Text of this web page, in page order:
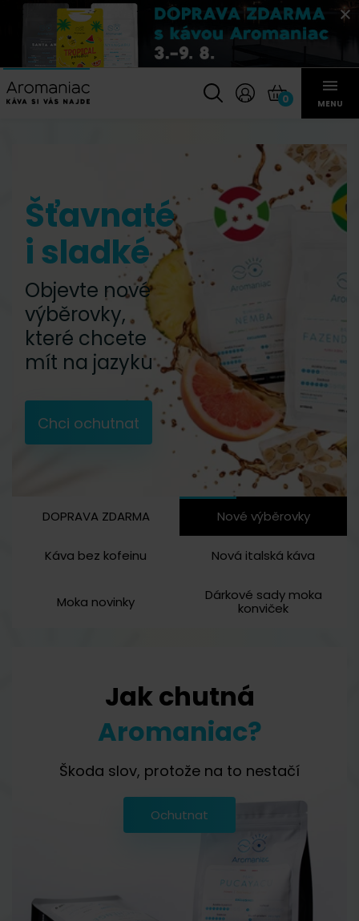
0 MENU
Šťavnaté
i sladké
Objevte nové
výběrovky,
které chcete
mít na jazyku
Chci ochutnat
DOPRAVA ZDARMA Nové výběrovky
Káva bez kofeinu Nová italská káva
Moka novinky
Dárkové sady moka
konviček
Jak chutná
Aromaniac?
Škoda slov, protože na to nestačí
Ochutnat